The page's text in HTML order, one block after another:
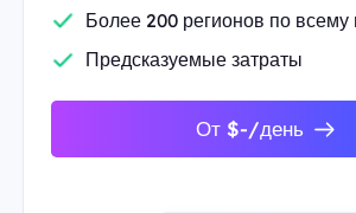
Более 200 регионов по всему
Предсказуемые затраты
От $-/день